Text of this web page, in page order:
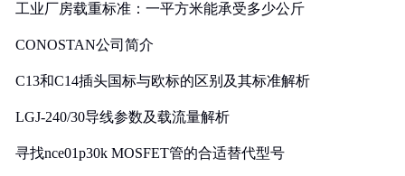
工业厂房载重标准：一平方米能承受多少公斤
CONOSTAN公司简介
C13和C14插头国标与欧标的区别及其标准解析
LGJ-240/30导线参数及载流量解析
寻找nce01p30k MOSFET管的合适替代型号